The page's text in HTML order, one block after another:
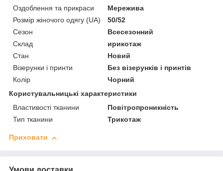
Оздоблення та прикраси
Мережива
Розмір жіночого одягу (UA)
50/52
Сезон
Всесезонний
Склад
ирикотаж
Стан
Новий
Візерунки і принти
Без візерунків і принтів
Колір
Чорний
Користувальницькі характеристики
Властивості тканини
Повітропроникність
Тип тканини
Трикотаж
Приховати